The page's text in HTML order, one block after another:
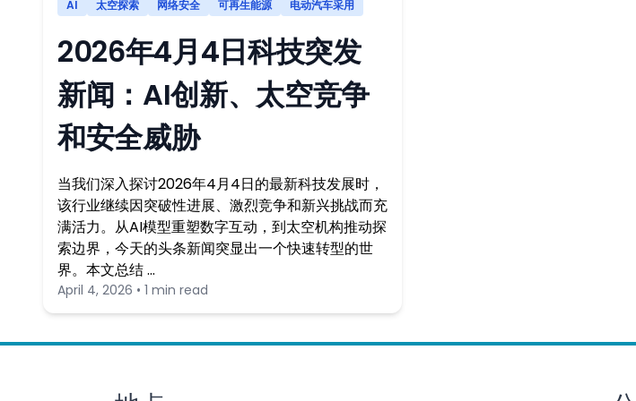
AI 太空探索 网络安全 可再生能源 电动汽车采用
2026年4月4日科技突发
新闻：AI创新、太空竞争
和安全威胁
当我们深入探讨2026年4月4日的最新科技发展时，
该行业继续因突破性进展、激烈竞争和新兴挑战而充
满活力。从AI模型重塑数字互动，到太空机构推动探
索边界，今天的头条新闻突显出一个快速转型的世
界。本文总结 …
April 4, 2026 • 1 min read